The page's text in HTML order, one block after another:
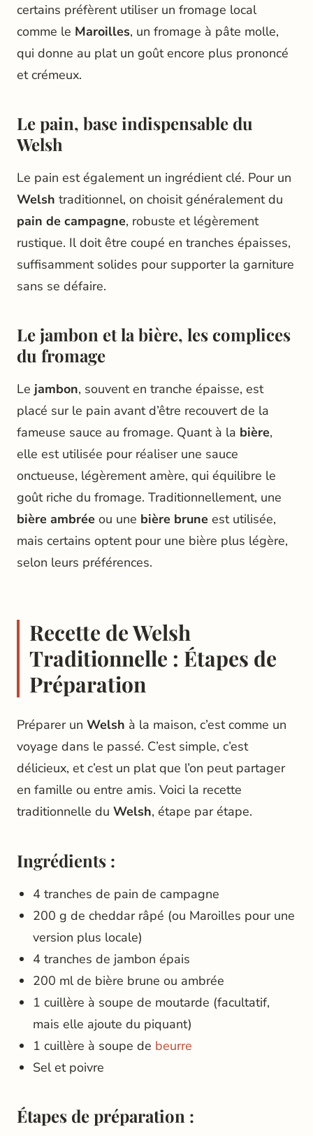
certains préfèrent utiliser un fromage local
comme le Maroilles, un fromage à pâte molle,
qui donne au plat un goût encore plus prononcé
et crémeux.
Le pain, base indispensable du
Welsh
Le pain est également un ingrédient clé. Pour un
Welsh traditionnel, on choisit généralement du
pain de campagne, robuste et légèrement
rustique. Il doit être coupé en tranches épaisses,
suffisamment solides pour supporter la garniture
sans se défaire.
Le jambon et la bière, les complices
du fromage
Le jambon, souvent en tranche épaisse, est
placé sur le pain avant d’être recouvert de la
fameuse sauce au fromage. Quant à la bière,
elle est utilisée pour réaliser une sauce
onctueuse, légèrement amère, qui équilibre le
goût riche du fromage. Traditionnellement, une
bière ambrée ou une bière brune est utilisée,
mais certains optent pour une bière plus légère,
selon leurs préférences.
Recette de Welsh
Traditionnelle : Étapes de
Préparation
Préparer un Welsh à la maison, c’est comme un
voyage dans le passé. C’est simple, c’est
délicieux, et c’est un plat que l’on peut partager
en famille ou entre amis. Voici la recette
traditionnelle du Welsh, étape par étape.
Ingrédients :
4 tranches de pain de campagne
200 g de cheddar râpé (ou Maroilles pour une
version plus locale)
4 tranches de jambon épais
200 ml de bière brune ou ambrée
1 cuillère à soupe de moutarde (facultatif,
mais elle ajoute du piquant)
1 cuillère à soupe de beurre
Sel et poivre
Étapes de préparation :